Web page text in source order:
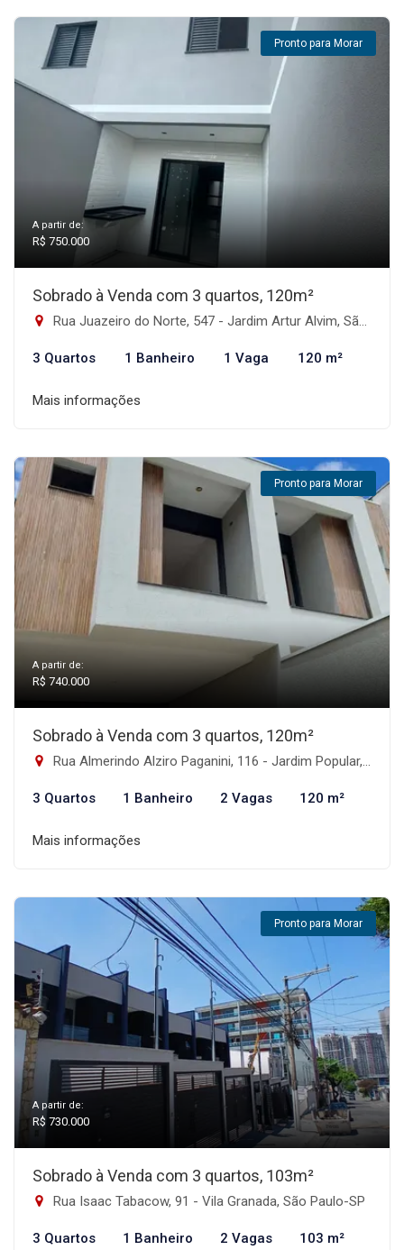
Pronto para Morar
A partir de:
R$ 750.000
Sobrado à Venda com 3 quartos, 120m²
Rua Juazeiro do Norte, 547 - Jardim Artur Alvim, São Paulo-SP
3 Quartos 1 Banheiro 1 Vaga 120 m²
Mais informações
Pronto para Morar
A partir de:
R$ 740.000
Sobrado à Venda com 3 quartos, 120m²
Rua Almerindo Alziro Paganini, 116 - Jardim Popular, São Paulo-SP
3 Quartos 1 Banheiro 2 Vagas 120 m²
Mais informações
Pronto para Morar
A partir de:
R$ 730.000
Sobrado à Venda com 3 quartos, 103m²
Rua Isaac Tabacow, 91 - Vila Granada, São Paulo-SP
3 Quartos 1 Banheiro 2 Vagas 103 m²